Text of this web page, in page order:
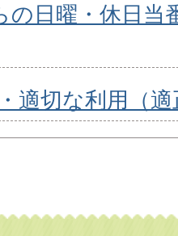
の日曜・休日当
適切な利用（